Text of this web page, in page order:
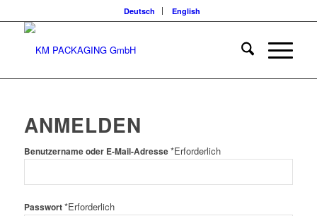
Deutsch English
ANMELDEN
Benutzername oder E-Mail-Adresse*Erforderlich
Passwort*Erforderlich